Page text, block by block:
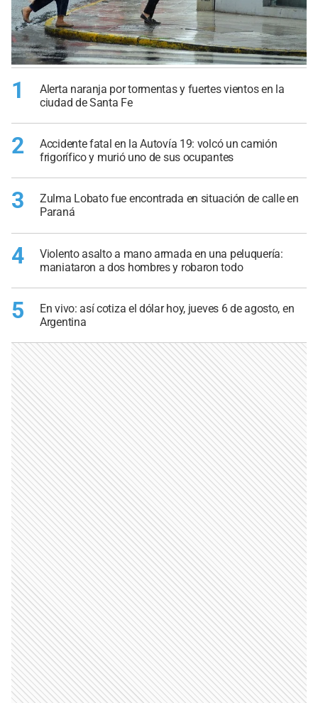
1
Alerta naranja por tormentas y fuertes vientos en la
ciudad de Santa Fe
2
Accidente fatal en la Autovía 19: volcó un camión
frigorífico y murió uno de sus ocupantes
3
Zulma Lobato fue encontrada en situación de calle en
Paraná
4
Violento asalto a mano armada en una peluquería:
maniataron a dos hombres y robaron todo
5
En vivo: así cotiza el dólar hoy, jueves 6 de agosto, en
Argentina